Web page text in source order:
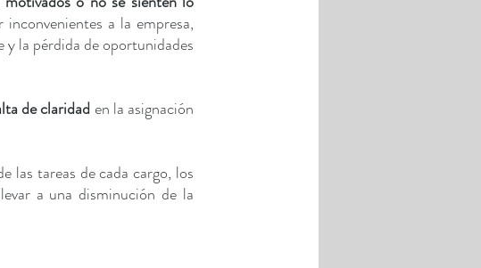
a la empresa,
la pérdida de oportunidades
de claridad en la asignación
las tareas de cada cargo, los
a una disminución de la